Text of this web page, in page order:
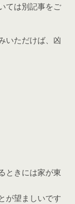
ては別記事をご
いただけば、凶
ときには家が東
が望ましいです